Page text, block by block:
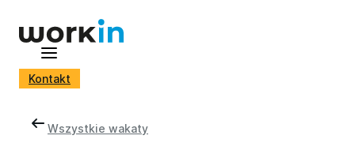
Kontakt
Wszystkie wakaty